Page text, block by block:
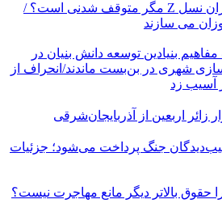
سیلیکن ولیِ تهران؛ این ایران نسل Z مگر متوقف شدنی است؟ /
می سازند
بنیادین توسعه دانش بنیان در
شهری در بن‌بست ماندند/انحراف از
جنگ پرداخت می‌شود؛ جزئیات
حقوق بالاتر دیگر مانع مهاجرت نیست؟